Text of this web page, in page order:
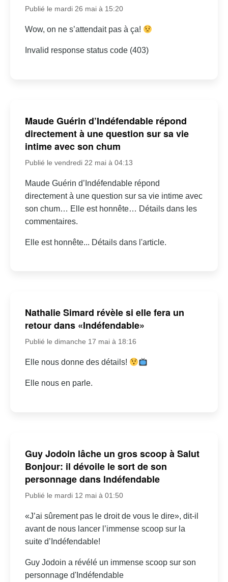
Publié le mardi 26 mai à 15:20
Wow, on ne s’attendait pas à ça!
Invalid response status code (403)
Maude Guérin d’Indéfendable répond
directement à une question sur sa vie
intime avec son chum
Publié le vendredi 22 mai à 04:13
Maude Guérin d’Indéfendable répond
directement à une question sur sa vie intime avec
son chum… Elle est honnête… Détails dans les
commentaires.
Elle est honnête... Détails dans l'article.
Nathalie Simard révèle si elle fera un
retour dans «Indéfendable»
Publié le dimanche 17 mai à 18:16
Elle nous donne des détails!
Elle nous en parle.
Guy Jodoin lâche un gros scoop à Salut
Bonjour: il dévoile le sort de son
personnage dans Indéfendable
Publié le mardi 12 mai à 01:50
«J’ai sûrement pas le droit de vous le dire», dit-il
avant de nous lancer l’immense scoop sur la
suite d’Indéfendable!
Guy Jodoin a révélé un immense scoop sur son
personnage d'Indéfendable